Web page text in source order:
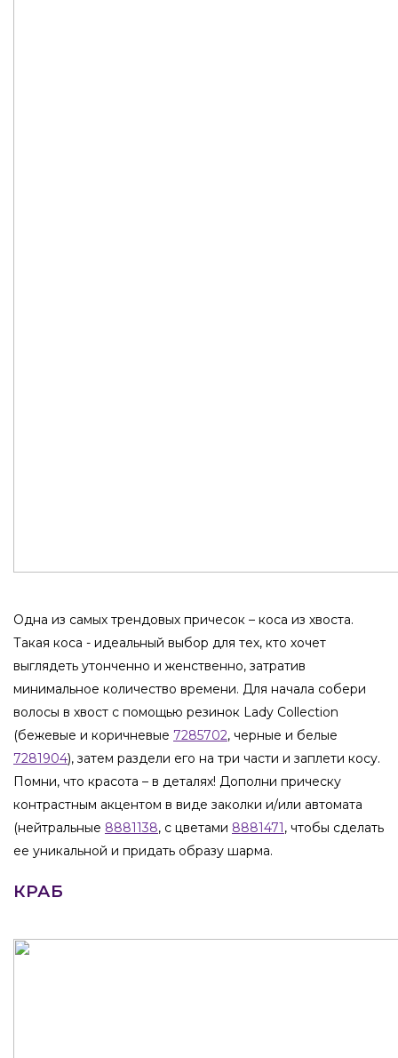
Одна из самых трендовых причесок – коса из хвоста.
Такая коса - идеальный выбор для тех, кто хочет
выглядеть утонченно и женственно, затратив
минимальное количество времени. Для начала собери
волосы в хвост с помощью резинок Lady Collection
(бежевые и коричневые 7285702, черные и белые
7281904), затем раздели его на три части и заплети косу.
Помни, что красота – в деталях! Дополни прическу
контрастным акцентом в виде заколки и/или автомата
(нейтральные 8881138, с цветами 8881471, чтобы сделать
ее уникальной и придать образу шарма.
КРАБ